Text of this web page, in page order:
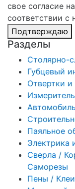
свое согласие
соответствии с
Подтверждаю
Разделы
Столярно-
Губцевый
Отвертки и
Паяльное
Электрика
Сверла /
Саморезы
Пены /